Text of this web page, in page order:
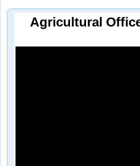
Agricultural